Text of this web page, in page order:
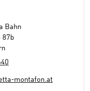
Bahn
87b
montafon.at